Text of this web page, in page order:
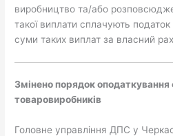
виробництво та/або
такої виплати сплачують податок
суми таких виплат за власний
Змінено порядок оподаткування
товаровиробників
Головне управління ДПС у